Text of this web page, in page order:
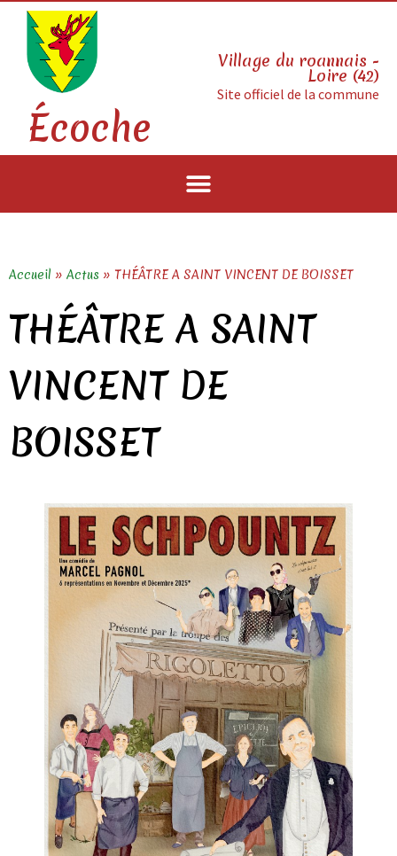
Écoche
Village du roannais -
Loire (42)
Site officiel de la commune
Accueil » Actus » THÉÂTRE A SAINT VINCENT DE BOISSET
THÉÂTRE A SAINT
VINCENT DE
BOISSET